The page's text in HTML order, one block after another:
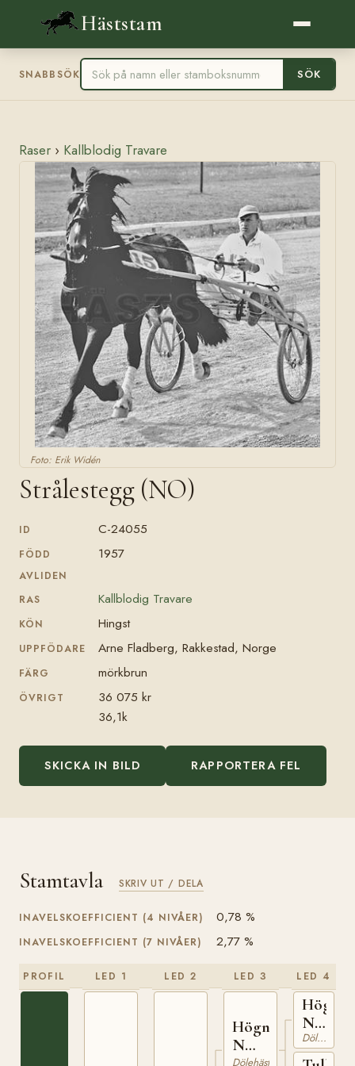
Häststam
SNABBSÖK SÖK
Raser › Kallblodig Travare
Foto: Erik Widén
Strålestegg (NO)
ID C-24055
FÖDD 1957
AVLIDEN
RAS
Kallblodig Travare
KÖN Hingst
UPPFÖDARE Arne Fladberg, Rakkestad, Norge
FÄRG mörkbrun
ÖVRIGT
36 075 kr
36,1k
SKICKA IN BILD RAPPORTERA FEL
Stamtavla SKRIV UT / DELA
INAVELSKOEFFICIENT (4 NIVÅER) 0,78 %
INAVELSKOEFFICIENT (7 NIVÅER) 2,77 %
PROFIL LED 1 LED 2 LED 3
Högnar
N
Dölehäst
LED 4
Högne
N
737Dölehäst